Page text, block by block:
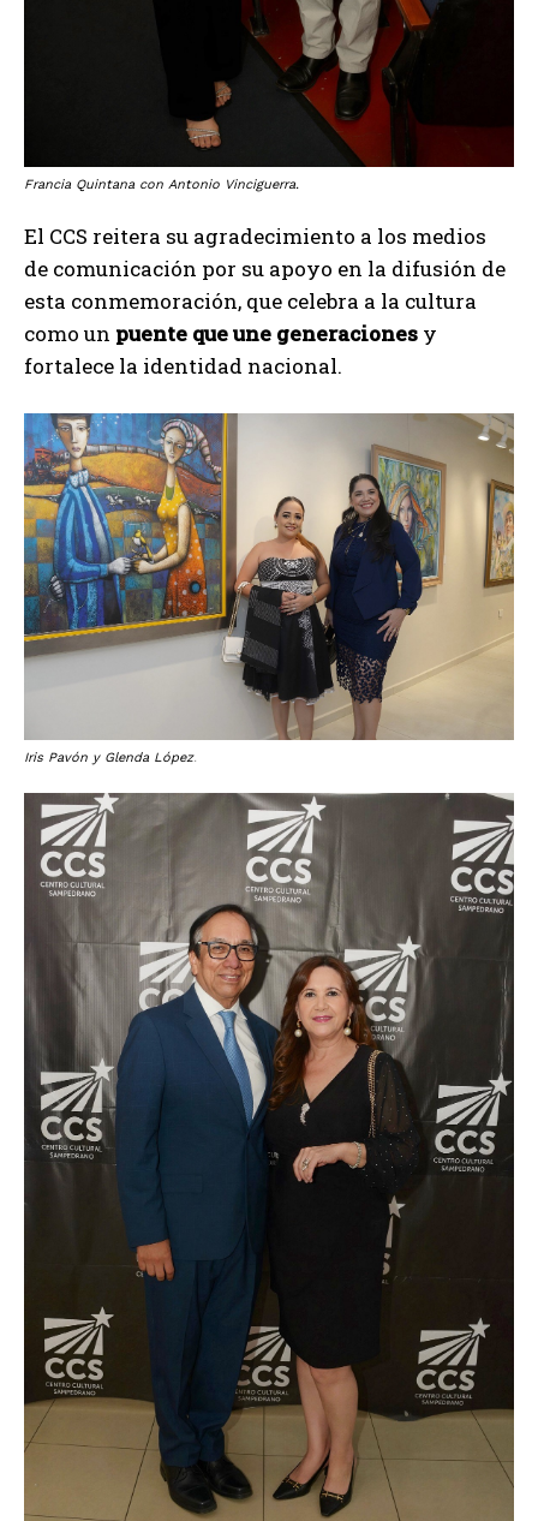
Francia Quintana con Antonio Vinciguerra.
El CCS reitera su agradecimiento a los medios
de comunicación por su apoyo en la difusión de
esta conmemoración, que celebra a la cultura
como un puente que une generaciones y
fortalece la identidad nacional.
Iris Pavón y Glenda López.